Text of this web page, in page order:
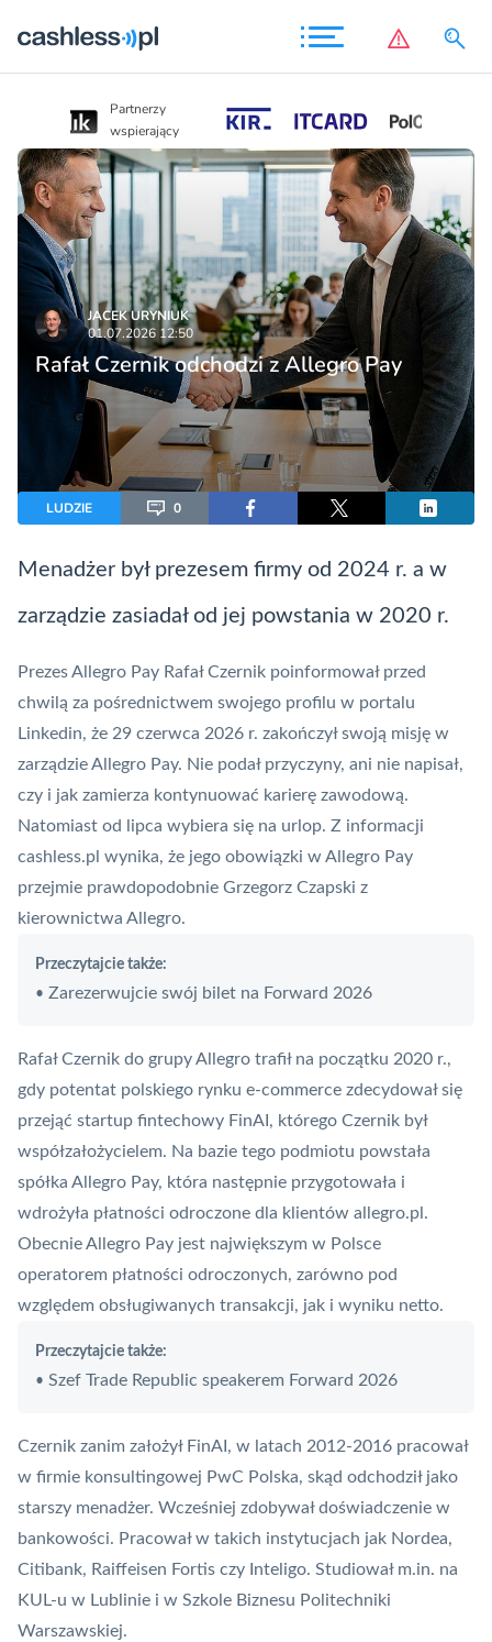
Partnerzy
wspierający
JACEK URYNIUK
01.07.2026 12:50
Rafał Czernik odchodzi z Allegro Pay
LUDZIE 0
Menadżer był prezesem firmy od 2024 r. a w
zarządzie zasiadał od jej powstania w 2020 r.
PrezesAllegro Pay Rafał Czernik poinformował przed
chwilą za pośrednictwem swojego profilu w portalu
Linkedin, że 29 czerwca 2026 r. zakończył swoją misję w
zarządzieAllegro Pay. Nie podał przyczyny, ani nie napisał,
czy i jak zamierza kontynuować karierę zawodową.
Natomiast od lipca wybiera się na urlop. Z informacji
cashless.pl wynika, że jego obowiązki w Allegro Pay
przejmie prawdopodobnie Grzegorz Czapski z
kierownictwa Allegro.
Przeczytajcie także:
• Zarezerwujcie swój bilet na Forward 2026
Rafał Czernik do grupy Allegro trafił na początku 2020 r.,
gdy potentat polskiego rynku e-commerce zdecydował się
przejąć startup fintechowy FinAI, którego Czernik był
współzałożycielem. Na bazie tego podmiotu powstała
spółka Allegro Pay, która następnie przygotowała i
wdrożyła płatności odroczone dla klientów allegro.pl.
Obecnie Allegro Pay jest największym w Polsce
operatorem płatności odroczonych, zarówno pod
względem obsługiwanych transakcji, jak i wyniku netto.
Przeczytajcie także:
• Szef Trade Republic speakerem Forward 2026
Czernik zanim założył FinAI, w latach 2012-2016 pracował
w firmie konsultingowej PwC Polska, skąd odchodził jako
starszy menadżer. Wcześniej zdobywał doświadczenie w
bankowości. Pracował w takich instytucjach jak Nordea,
Citibank, Raiffeisen Fortis czy Inteligo. Studiował m.in. na
KUL-u w Lublinie i w Szkole Biznesu Politechniki
Warszawskiej.